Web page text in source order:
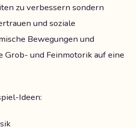
zu verbessern sondern
und soziale
Bewegungen und
Grob- und Feinmotorik auf eine
Ideen: